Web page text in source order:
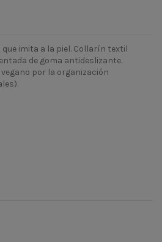
imita a la piel. Collarín textil
de goma antideslizante.
por la organización